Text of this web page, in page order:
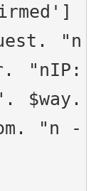
"n
"nIP:
$way.
"n -